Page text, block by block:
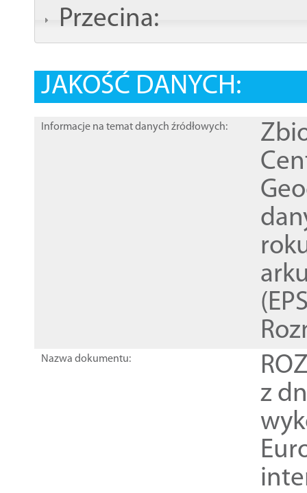
Przecina:
JAKOŚĆ DANYCH:
Informacje na temat danych źródłowych:
Nazwa dokumentu:
z